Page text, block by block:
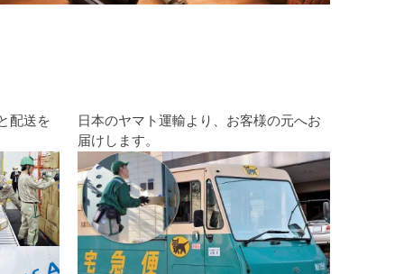
配送を
日本のヤマト運輸より、お客様の元へお
届けします。